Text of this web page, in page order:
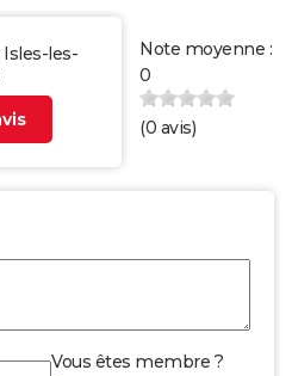
Isles-les-
Note moyenne :
0
(0 avis)
Vous êtes membre ?